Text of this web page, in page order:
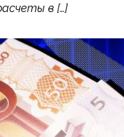
в […]